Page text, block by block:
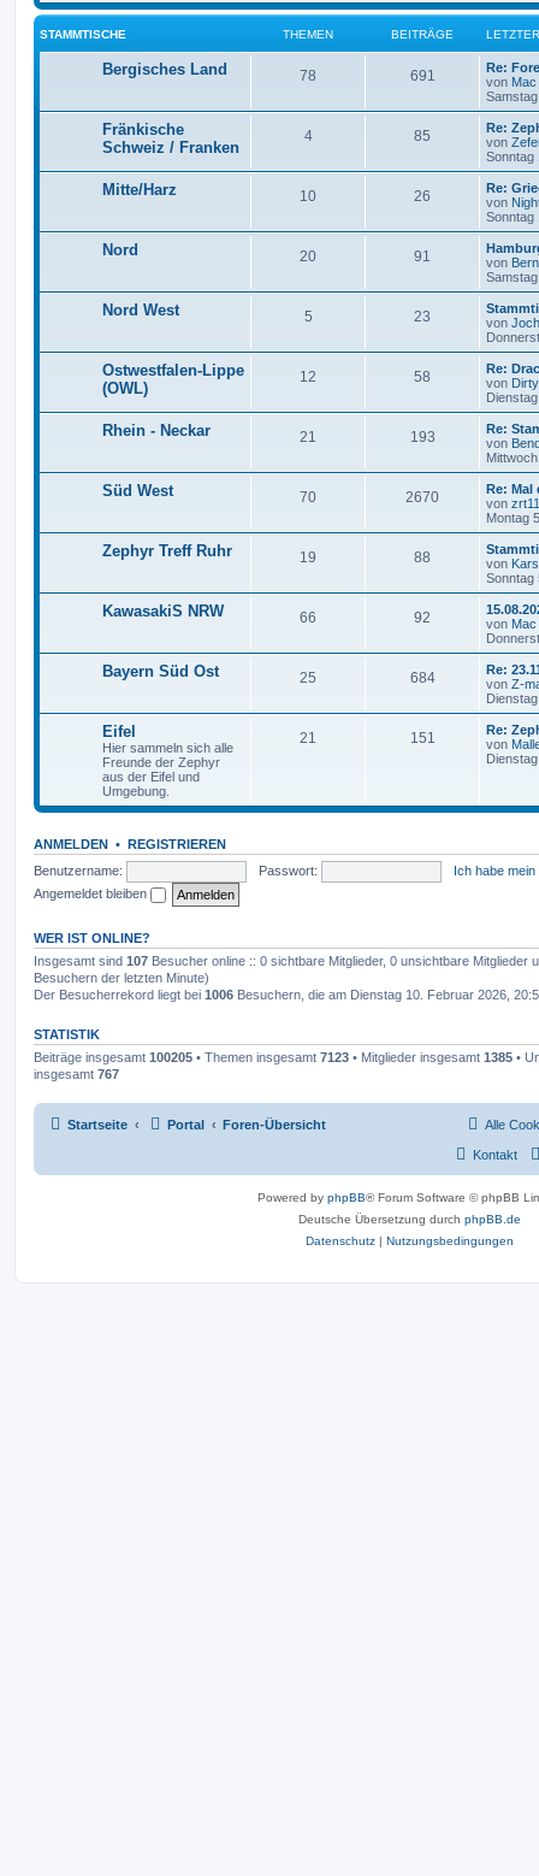
STAMMTISCHE THEMEN BEITRÄGE
Bergisches Land 78 691
Re:
von Mac
Fränkische
Schweiz / Franken
4 85
Re:
von
Sonntag
Mitte/Harz 10 26
Re:
von
Sonntag
Nord 20 91
von
Nord West 5 23
von
Ostwestfalen-Lippe
(OWL)
12 58
Re:
von
Rhein - Neckar 21 193
Re:
von
Süd West 70 2670
Re: Mal
von zrt11
Montag
Zephyr Treff Ruhr 19 88
von
Sonntag
KawasakiS NRW 66 92
von Mac
Bayern Süd Ost 25 684
Re:
von Z-
Eifel
Hier sammeln sich alle
Freunde der Zephyr
aus der Eifel und
Umgebung.
21 151
Re:
von
ANMELDEN • REGISTRIEREN
Benutzername:
Passwort:
Ich habe
Angemeldet bleiben
WER IST ONLINE?
Insgesamt sind 107 Besucher online :: 0 sichtbare Mitglieder, 0 unsichtbare Mitglieder
Besuchern der letzten Minute)
Der Besucherrekord liegt bei 1006 Besuchern, die am Dienstag 10. Februar 2026,
STATISTIK
Beiträge insgesamt 100205 • Themen insgesamt 7123 • Mitglieder insgesamt 1385 •
insgesamt 767
Startseite Portal Foren-Übersicht Alle
Kontakt
Powered by phpBB® Forum Software © phpBB
Deutsche Übersetzung durch phpBB.de
Datenschutz | Nutzungsbedingungen